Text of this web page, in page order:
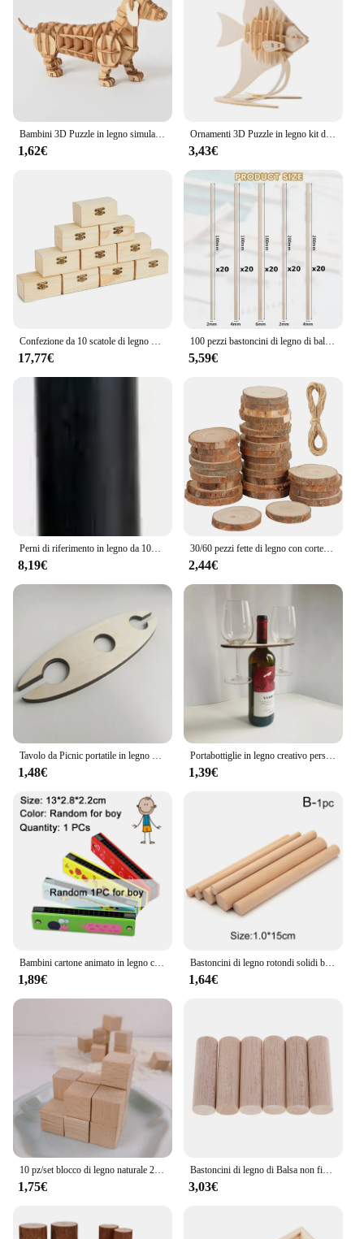
Bambini 3D Puzzle in legno simulazione assemblaggio di animali modello di scheletro giocattolo per bambini mani fai da te artigianato giochi di Puzzle in legno Kit di costruzione
1,62€
Ornamenti 3D Puzzle in legno kit di assemblaggio di animali decorazione della tavola fai da te sicuro e Non tossico facile da perforare regalo Puzzle per bambini
3,43€
Confezione da 10 scatole di legno piccole con chiusura frontale tesoro verniciabile incompiuto per arti e mestieri fai da te festa di compleanno dei pirati di Halloween
17,77€
100 pezzi bastoncini di legno di balsa aste di centraggio in legno quadrate strisce di legno non finite per la decorazione della casa delle bambole artigianato progetti artistici fai da te modelli
5,59€
Perni di riferimento in legno da 100*20mm legname di legno che gira gli spazi vuoti penna che fa bastone rotondo dimensioni personalizzate lavorazione del legno pezzi fai da te
8,19€
30/60 pezzi fette di legno con corteccia d'albero pino naturale fette di legno non finite rotonde pittura artigianato fai da te per decorazioni natalizie di nozze
2,44€
Tavolo da Picnic portatile in legno bottiglia di vino in legno e portabicchieri bottiglia di vetro tavolo da vino tavolo da spiaggia
1,48€
Portabottiglie in legno creativo personalizzato artigianato in legno vino regali portabottiglie
1,39€
Bambini cartone animato in legno carino armonica Puzzle Montessori giocattoli musica creativa giocattolo strumenti di riproduzione bambini ragazzi ragazze regali TMZ
1,89€
Bastoncini di legno rotondi solidi bastoncini di conteggio giocattolo educativo modello di costruzione lavorazione del legno artigianato fai da te cibo Lollies di ghiaccio che fanno tassello di torta
1,64€
1,75€
Bastoncini di legno di Balsa non finiti rotondi aste di centraggio in legno per bambini modellismo fai da te decorazione della festa nuziale a casa
3,03€